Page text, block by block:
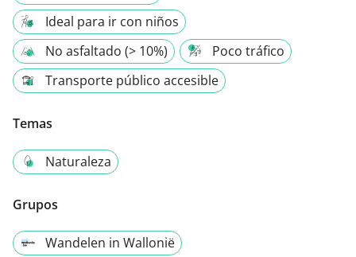
Ideal para ir con niños
No asfaltado (> 10%)
Poco tráfico
Transporte público accesible
Temas
Naturaleza
Grupos
Wandelen in Wallonië